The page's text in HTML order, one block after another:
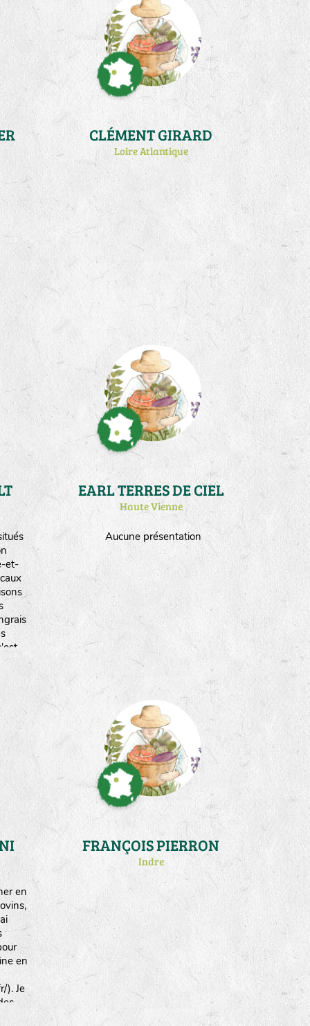
CLÉMENT GIRARD
Loire Atlantique
et-
fait
Aucune présentation
EARL TERRES DE CIEL
Haute Vienne
en
en
). Je
FRANÇOIS PIERRON
Indre